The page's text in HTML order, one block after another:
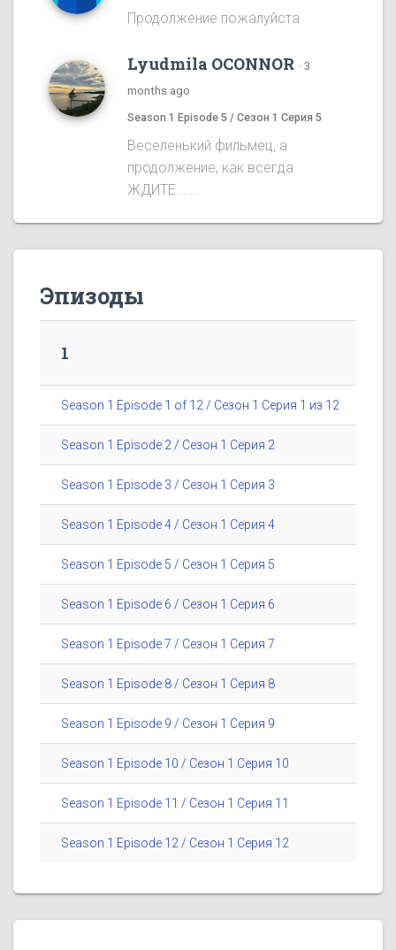
Продолжение пожалуйста
Lyudmila OCONNOR · 3
months ago
Season 1 Episode 5 / Сезон 1 Серия 5
Веселенький фильмец, а
продолжение, как всегда
ЖДИТЕ.......
Эпизоды
1
Season 1 Episode 1 of 12 / Сезон 1 Серия 1 из 12
Season 1 Episode 2 / Сезон 1 Серия 2
Season 1 Episode 3 / Сезон 1 Серия 3
Season 1 Episode 4 / Сезон 1 Серия 4
Season 1 Episode 5 / Сезон 1 Серия 5
Season 1 Episode 6 / Сезон 1 Серия 6
Season 1 Episode 7 / Сезон 1 Серия 7
Season 1 Episode 8 / Сезон 1 Серия 8
Season 1 Episode 9 / Сезон 1 Серия 9
Season 1 Episode 10 / Сезон 1 Серия 10
Season 1 Episode 11 / Сезон 1 Серия 11
Season 1 Episode 12 / Сезон 1 Серия 12